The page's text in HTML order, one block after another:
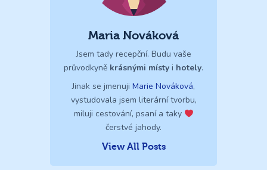
Maria Nováková
Jsem tady recepční. Budu vaše
průvodkyně krásnými místy i hotely.
Jinak se jmenuji Marie Nováková,
vystudovala jsem literární tvorbu,
miluji cestování, psaní a taky
čerstvé jahody.
View All Posts